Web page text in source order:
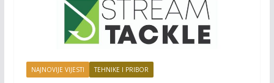
NAJNOVIJE VIJESTI TEHNIKE I PRIBOR